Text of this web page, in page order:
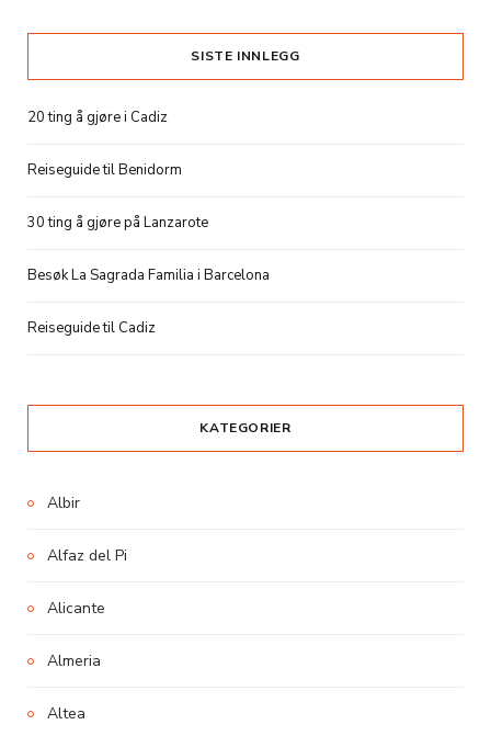
SISTE INNLEGG
20 ting å gjøre i Cadiz
Reiseguide til Benidorm
30 ting å gjøre på Lanzarote
Besøk La Sagrada Familia i Barcelona
Reiseguide til Cadiz
KATEGORIER
Albir
Alfaz del Pi
Alicante
Almeria
Altea